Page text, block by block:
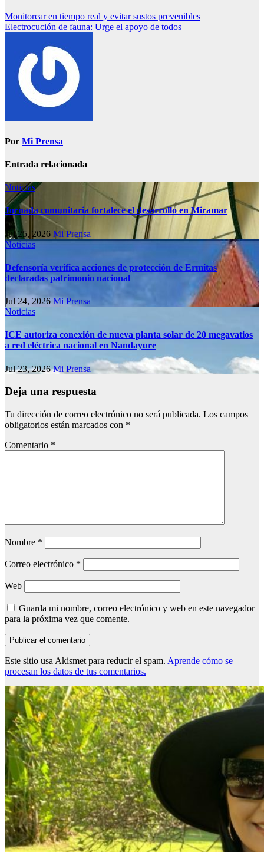
Monitorear en tiempo real y evitar sustos prevenibles
Electrocución de fauna: Urge el apoyo de todos
Por Mi Prensa
Entrada relacionada
Noticias
Jornada comunitaria fortalece el desarrollo en Miramar
Jul 25, 2026 Mi Prensa
Noticias
Defensoría verifica acciones de protección de Ermitas
declaradas patrimonio nacional
Jul 24, 2026Mi Prensa
Noticias
ICE autoriza conexión de nueva planta solar de 20 megavatios
a red eléctrica nacional en Nandayure
Jul 23, 2026Mi Prensa
Deja una respuesta
Tu dirección de correo electrónico no será publicada. Los campos
obligatorios están marcados con *
Comentario *
Nombre *
Correo electrónico *
Web
Guarda mi nombre, correo electrónico y web en este navegador
para la próxima vez que comente.
Este sitio usa Akismet para reducir el spam. Aprende cómo se
procesan los datos de tus comentarios.